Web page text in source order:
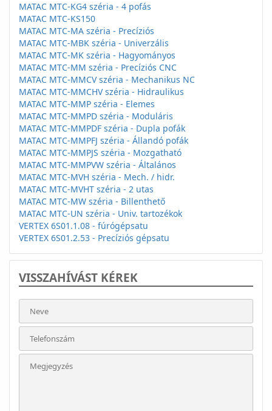
MATAC MTC-KG4 széria - 4 pofás
MATAC MTC-KS150
MATAC MTC-MA széria - Precíziós
MATAC MTC-MBK széria - Univerzális
MATAC MTC-MK széria - Hagyományos
MATAC MTC-MM széria - Precíziós CNC
MATAC MTC-MMCV széria - Mechanikus NC
MATAC MTC-MMCHV széria - Hidraulikus
MATAC MTC-MMP széria - Elemes
MATAC MTC-MMPD széria - Moduláris
MATAC MTC-MMPDF széria - Dupla pofák
MATAC MTC-MMPFJ széria - Állandó pofák
MATAC MTC-MMPJS széria - Mozgatható
MATAC MTC-MMPVW széria - Általános
MATAC MTC-MVH széria - Mech. / hidr.
MATAC MTC-MVHT széria - 2 utas
MATAC MTC-MW széria - Billenthető
MATAC MTC-UN széria - Univ. tartozékok
VERTEX 6S01.1.08 - fúrógépsatu
VERTEX 6S01.2.53 - Precíziós gépsatu
VISSZAHÍVÁST KÉREK